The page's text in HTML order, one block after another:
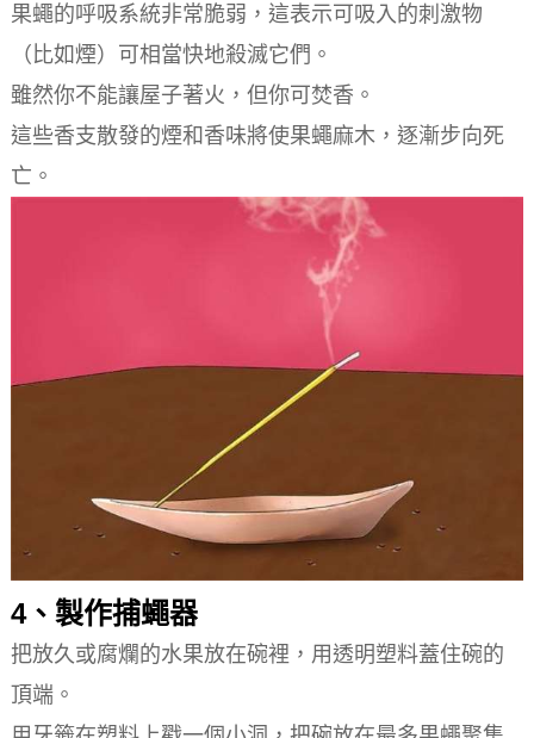
果蠅的呼吸系統非常脆弱，這表示可吸入的刺激物
（比如煙）可相當快地殺滅它們。
雖然你不能讓屋子著火，但你可焚香。
這些香支散發的煙和香味將使果蠅麻木，逐漸步向死
亡。
4、製作捕蠅器
把放久或腐爛的水果放在碗裡，用透明塑料蓋住碗的
頂端。